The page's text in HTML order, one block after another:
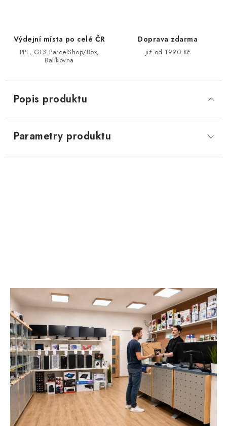
Výdejní místa po celé ČR
PPL, GLS ParcelShop/Box,
Balíkovna
Doprava zdarma
již od 1990 Kč
Popis produktu
Parametry produktu